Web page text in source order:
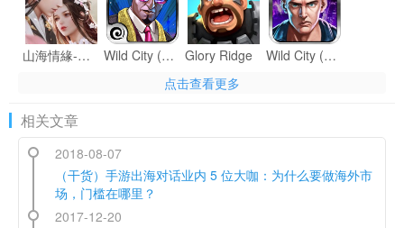
山海情緣-週年慶典 Wild City (Cross Platforms) Glory Ridge Wild City (Mafia RPG)
點點三國 人在天朝
点击查看更多
相关文章
2018-08-07
（干货）手游出海对话业内 5 位大咖：为什么要做海外市
场，门槛在哪里？
2017-12-20